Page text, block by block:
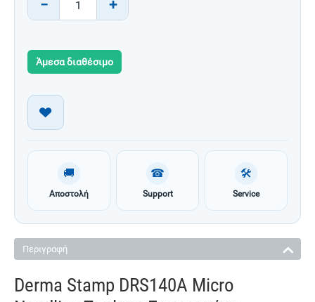
+
−
Άμεσα διαθέσιμο
🚚
Αποστολή
☎
Support
🛠
Service
Περιγραφή
Derma Stamp DRS140A Micro